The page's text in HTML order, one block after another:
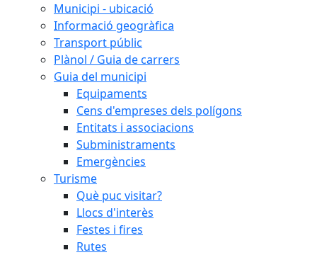
Municipi - ubicació
Informació geogràfica
Transport públic
Plànol / Guia de carrers
Guia del municipi
Equipaments
Cens d'empreses dels polígons
Entitats i associacions
Subministraments
Emergències
Turisme
Què puc visitar?
Llocs d'interès
Festes i fires
Rutes